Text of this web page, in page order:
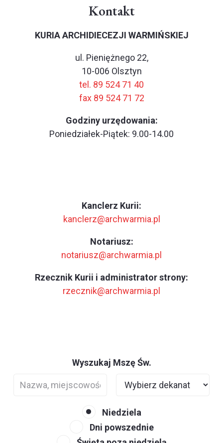
Kontakt
KURIA ARCHIDIECEZJI WARMIŃSKIEJ
ul. Pieniężnego 22,
10-006 Olsztyn
tel. 89 524 71 40
fax 89 524 71 72
Godziny urzędowania:
Poniedziałek-Piątek: 9.00-14.00
Kanclerz Kurii:
kanclerz@archwarmia.pl
Notariusz:
notariusz@archwarmia.pl
Rzecznik Kurii i administrator strony:
rzecznik@archwarmia.pl
Wyszukaj Mszę Św.
Niedziela
Dni powszednie